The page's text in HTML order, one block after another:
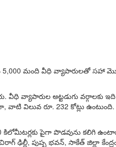
5,000 మంది వీధి వ్యాపారులతో సహా
వీధి వ్యాపారుల అట్టడుగు వర్గాలకు
వాటి విలువ రూ. 232 కోట్లు
కిలోమీటర్లకు పైగా పొడవును కలిగి
ఢిల్లీ, పుష్ప భవన్, సాకేత్ జిల్లా